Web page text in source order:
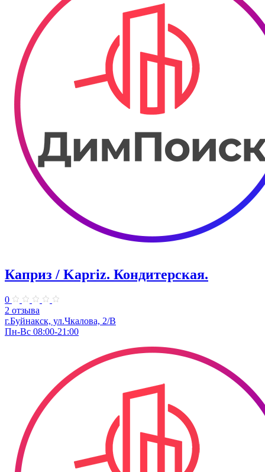
Каприз / Kapriz. ​Кондитерская.
0
2 отзыва
г.Буйнакск, ул.​Чкалова, 2/В
Пн-Вс 08:00-21:00